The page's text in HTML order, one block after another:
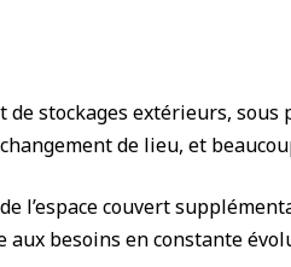
de stockages extérieurs,
de lieu, et
l’espace couvert
besoins en constante